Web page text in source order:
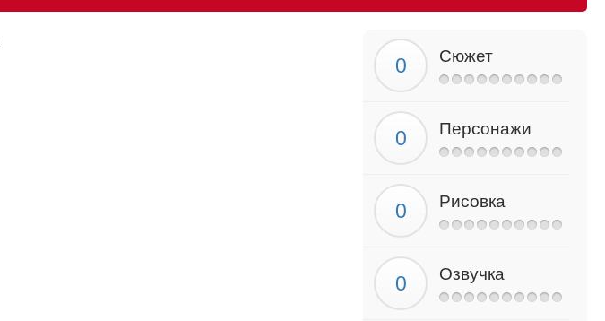
Сюжет
Персонажи
Рисовка
Озвучка